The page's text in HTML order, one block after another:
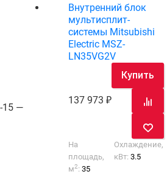
-15 —
Внутренний блок
мультисплит-
системы Mitsubishi
Electric MSZ-
LN35VG2V
137 973
Купить
На
площадь,
м2:35
Охлаждение,
кВт:3.5